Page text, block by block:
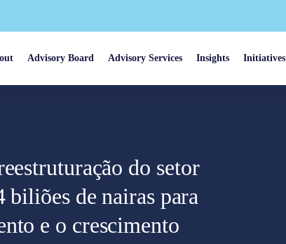
Advisory Board Advisory Services Insights Initiatives
do setor
biliões de nairas para
e o crescimento